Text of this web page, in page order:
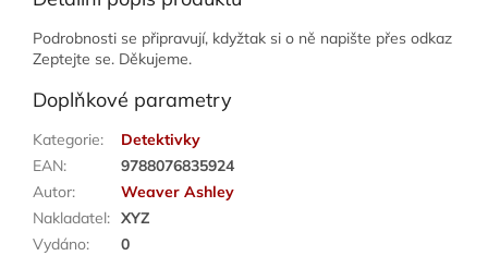
Podrobnosti se připravují, kdyžtak si o ně napište přes odkaz
Zeptejte se. Děkujeme.
Doplňkové parametry
Kategorie:
Detektivky
EAN:
9788076835924
Autor:
Weaver Ashley
Nakladatel: XYZ
Vydáno: 0